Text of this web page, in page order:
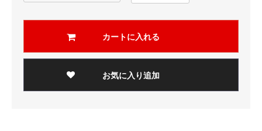
カートに入れる
お気に入り追加